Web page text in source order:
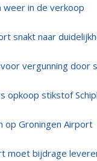
weer in de verkoop
snakt naar
vergunning door
opkoop stikstof
op Groningen Airport
moet bijdrage